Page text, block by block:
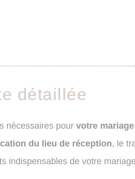
détaillée
nécessaires pour votre mariage
du lieu de réception, le
indispensables de votre